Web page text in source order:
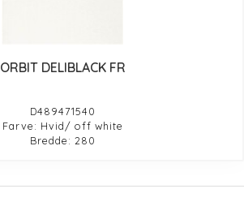
ORBIT DELIBLACK FR
D489471540
Farve: Hvid/ off white
Bredde: 280